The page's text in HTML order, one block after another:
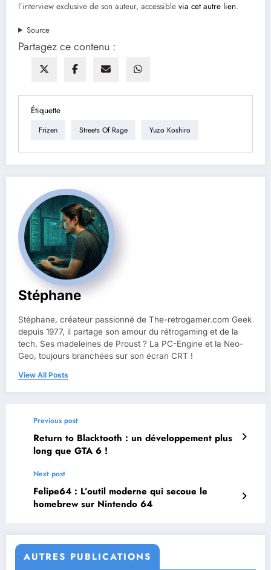
l’interview exclusive de son auteur, accessible via cet autre lien.
Source
Partagez ce contenu :
Étiquette
Frizen Streets Of Rage Yuzo Koshiro
Stéphane
Stéphane, créateur passionné de The-retrogamer.com Geek
depuis 1977, il partage son amour du rétrogaming et de la
tech. Ses madeleines de Proust ? La PC-Engine et la Neo-
Geo, toujours branchées sur son écran CRT !
View All Posts
Previous post
Return to Blacktooth : un développement plus
long que GTA 6 !
Next post
Felipe64 : L’outil moderne qui secoue le
homebrew sur Nintendo 64
AUTRES PUBLICATIONS